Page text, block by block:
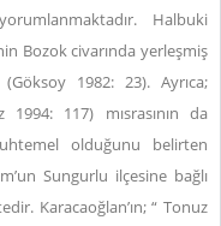
Halbuki
Bozok civarında yerleşmiş
1982: 23). Ayrıca;
1994: 117) mısrasının da
olduğunu belirten
Sungurlu ilçesine bağlı
Karacaoğlan’ın; “ Tonuz